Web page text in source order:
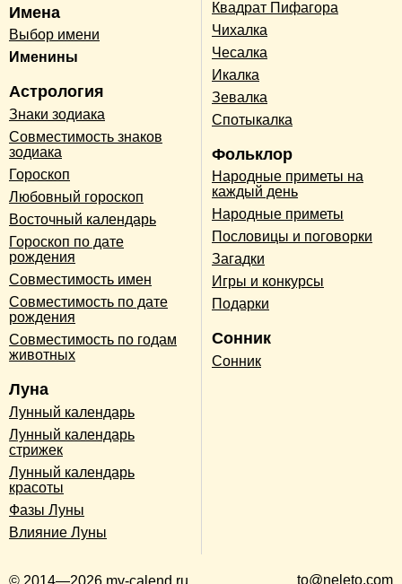
Имена
Выбор имени
Именины
Астрология
Знаки зодиака
Совместимость знаков
зодиака
Гороскоп
Любовный гороскоп
Восточный календарь
Гороскоп по дате
рождения
Совместимость имен
Совместимость по дате
рождения
Совместимость по годам
животных
Луна
Лунный календарь
Лунный календарь
стрижек
Лунный календарь
красоты
Фазы Луны
Влияние Луны
Квадрат Пифагора
Чихалка
Чесалка
Икалка
Зевалка
Спотыкалка
Фольклор
Народные приметы на
каждый день
Народные приметы
Пословицы и поговорки
Загадки
Игры и конкурсы
Подарки
Сонник
Сонник
© 2014—2026 my-calend.ru to@neleto.com